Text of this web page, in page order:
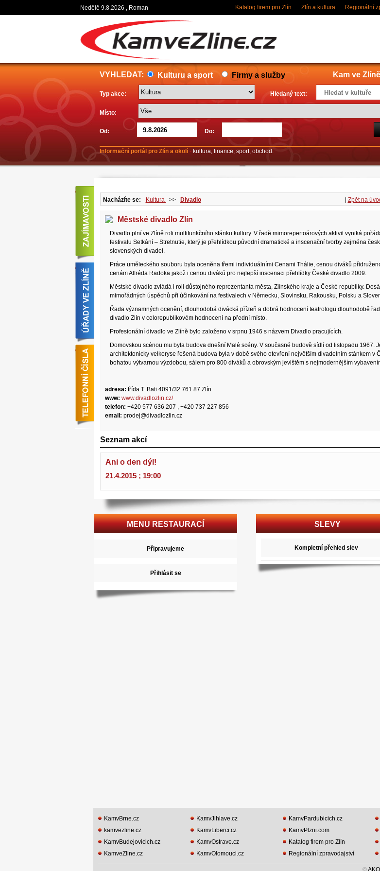
Nedělě 9.8.2026 , Roman Regionální
Zlín a kultura
Katalog firem pro Zlín
VYHLEDAT: Kulturu a sport Firmy a služby Kam ve
Typ akce: Hledaný text:
Místo:
Od: Do:
Informační portál pro Zlín a okolí- kultura, finance, sport, obchod.
Nacházíte se: Kultura >> Divadlo Zpět na
Městské divadlo Zlín
Divadlo plní ve Zlíně roli multifunkčního stánku kultury. V řadě mimorepertoárových aktivit vyniká
festivalu Setkání – Stretnutie, který je přehlídkou původní dramatické a inscenační tvorby zejména
slovenských divadel.
Práce uměleckého souboru byla oceněna třemi individuálními Cenami Thálie, cenou diváků
cenám Alfréda Radoka jakož i cenou diváků pro nejlepší inscenaci přehlídky České divadlo 2009.
Městské divadlo zvládá i roli důstojného reprezentanta města, Zlínského kraje a České republiky.
mimořádných úspěchů při účinkování na festivalech v Německu, Slovinsku, Rakousku, Polsku a
Řada významných ocenění, dlouhodobá divácká přízeň a dobrá hodnocení teatrologů dlouhodobě
divadlo Zlín v celorepublikovém hodnocení na přední místo.
Profesionální divadlo ve Zlíně bylo založeno v srpnu 1946 s názvem Divadlo pracujících.
Domovskou scénou mu byla budova dnešní Malé scény. V současné budově sídlí od listopadu 1967.
architektonicky velkoryse řešená budova byla v době svého otevření největším divadelním stánkem v
bohatou výtvarnou výzdobou, sálem pro 800 diváků a obrovským jevištěm s nejmodernějším
adresa: třída T. Bati 4091/32 761 87 Zlín
www: www.divadlozlin.cz/
telefon: +420 577 636 207 , +420 737 227 856
email: prodej@divadlozlin.cz
Seznam akcí
Ani o den dýl!
21.4.2015 ; 19:00
MENU RESTAURACÍ
Připravujeme
Přihlásit se
SLEVY
Kompletní přehled slev
KamvBrne.cz
kamvezline.cz
KamvBudejovicich.cz
KamveZline.cz
KamvJihlave.cz
KamvLiberci.cz
KamvOstrave.cz
KamvOlomouci.cz
KamvPardubicich.cz
KamvPlzni.com
Katalog firem pro Zlín
Regionální zpravodajství
©